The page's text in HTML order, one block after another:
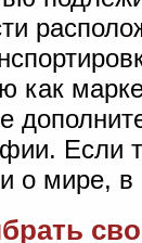
как
Если
о мире, в